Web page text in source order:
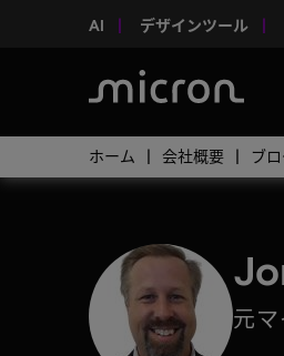
AI デザインツール
ホーム 会社概要 ブ
元